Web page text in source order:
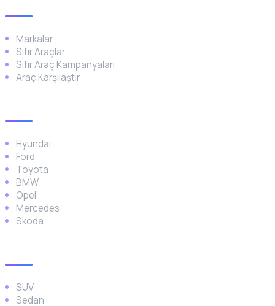
Markalar
Sıfır Araçlar
Sıfır Araç Kampanyaları
Araç Karşılaştır
Hyundai
Ford
Toyota
BMW
Opel
Mercedes
Skoda
SUV
Sedan